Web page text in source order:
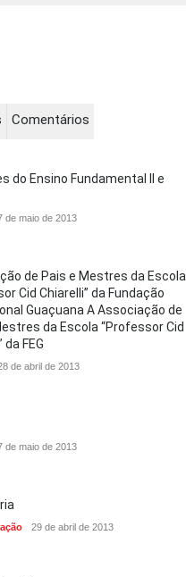
Comentários
do Ensino Fundamental II e
de maio de 2013
de Pais e Mestres da Escola
Cid Chiarelli” da Fundação
Guaçuana A Associação de
da Escola “Professor Cid
da FEG
de abril de 2013
de maio de 2013
29 de abril de 2013